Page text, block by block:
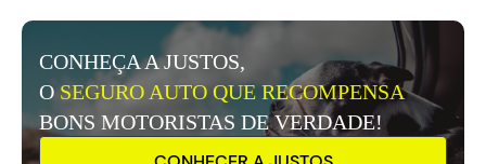
CONHEÇA A JUSTOS,
OSEGURO AUTO QUE RECOMPENSA
BONS MOTORISTAS DE VERDADE!